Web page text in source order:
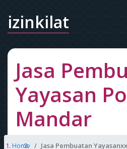
izinkilat
Jasa
Yayasan
Mandar
Home Jasa Pembuatan